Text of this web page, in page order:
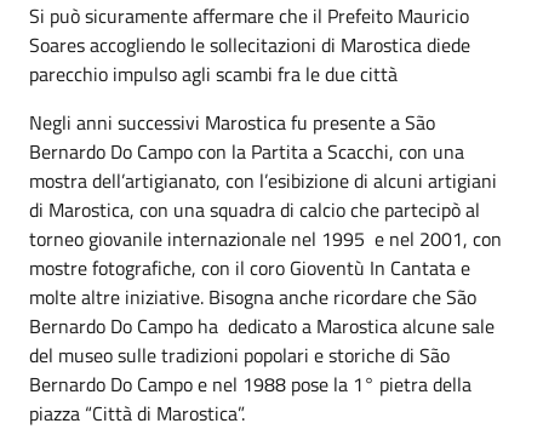
Si può sicuramente affermare che il Prefeito Mauricio
Soares accogliendo le sollecitazioni di Marostica diede
parecchio impulso agli scambi fra le due città
Negli anni successivi Marostica fu presente a São
Bernardo Do Campo con la Partita a Scacchi, con una
mostra dell’artigianato, con l’esibizione di alcuni artigiani
di Marostica, con una squadra di calcio che partecipò al
torneo giovanile internazionale nel 1995 e nel 2001, con
mostre fotografiche, con il coro Gioventù In Cantata e
molte altre iniziative. Bisogna anche ricordare che São
Bernardo Do Campo ha dedicato a Marostica alcune sale
del museo sulle tradizioni popolari e storiche di São
Bernardo Do Campo e nel 1988 pose la 1° pietra della
piazza “Città di Marostica”.